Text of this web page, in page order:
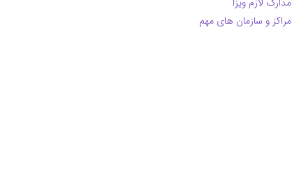
مراکز و سازمان های مهم